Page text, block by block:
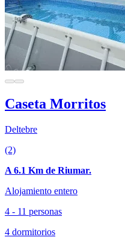
Caseta Morritos
Deltebre
(2)
A 6.1 Km de Riumar.
Alojamiento entero
4 - 11 personas
4 dormitorios